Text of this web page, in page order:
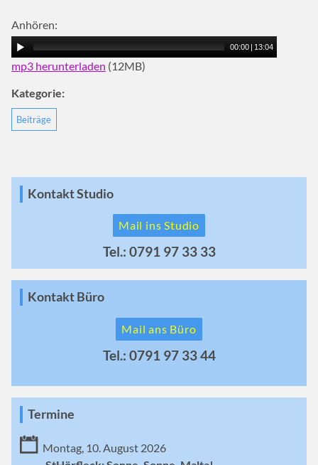
Anhören:
00:00 13:04
mp3 herunterladen (12MB)
Kategorie:
Beiträge
Kontakt Studio
Mail ins Studio
Tel.: 0791 97 33 33
Kontakt Büro
Mail ans Büro
Tel.: 0791 97 33 44
Termine
Montag, 10. August 2026